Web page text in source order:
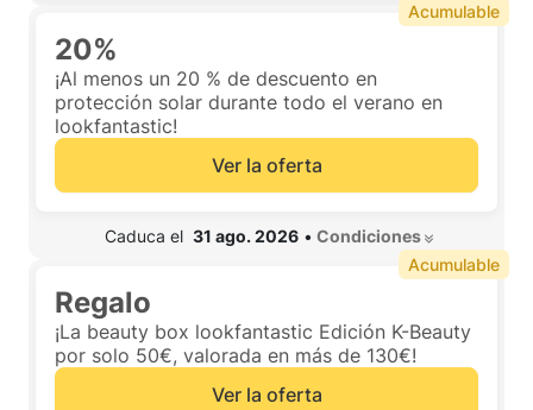
20%
¡Al menos un 20 % de descuento en
protección solar durante todo el verano en
lookfantastic!
Ver la oferta
Caduca el 31 ago. 2026 • Condiciones
Acumulable
Regalo
¡La beauty box lookfantastic Edición K-Beauty
por solo 50€, valorada en más de 130€!
Ver la oferta
Acumulable